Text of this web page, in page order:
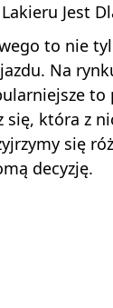
Jest
to nie
Na
to
się, która z
się
decyzję.